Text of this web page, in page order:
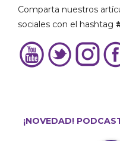
Comparta nuestros
sociales con el hashtag
¡NOVEDAD!